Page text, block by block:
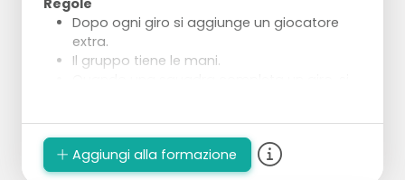
Regole
Dopo ogni giro si aggiunge un giocatore
extra.
Il gruppo tiene le mani.
suo contenitore iniziale in attesa che
l'ultimo giocatore abbia completato il suo
giro.
Aggiungi alla formazione